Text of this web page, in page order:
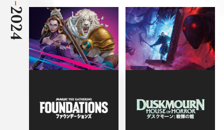
-
2024